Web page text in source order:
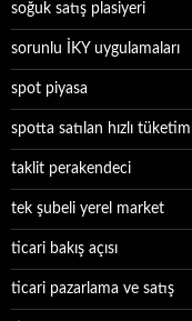
soğuk satış plasiyeri
sorunlu İKY uygulamaları
spot piyasa
spotta satılan hızlı
taklit perakendeci
tek şubeli yerel market
ticari bakış açısı
ticari pazarlama ve satış